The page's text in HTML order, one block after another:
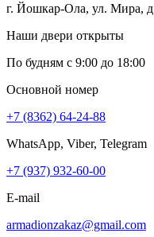
г. Йошкар-Ола, ул. Мира,
Наши двери открыты
По будням с 9:00 до 18:00
Основной номер
+7 (8362) 64-24-88
WhatsApp, Viber, Telegram
+7 (937) 932-60-00
E-mail
armadionzakaz@gmail.com